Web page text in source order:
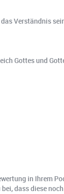
Verständnis
Gottes und
in
dass diese